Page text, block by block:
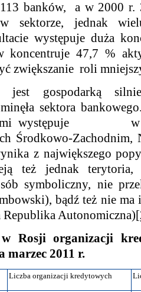
banków, a w 2000 r.
sektorze, jednak
występuje duża
koncentruje 47,7 %
zwiększanie roli
jest gospodarką
sektora
występuje w
Środkowo-
z największego
też jednak
symboliczny, nie
bądź też nie ma
Republika Autonomiczna)
w Rosji organizacji
marzec 2011 r.
Liczba organizacji kredytowych